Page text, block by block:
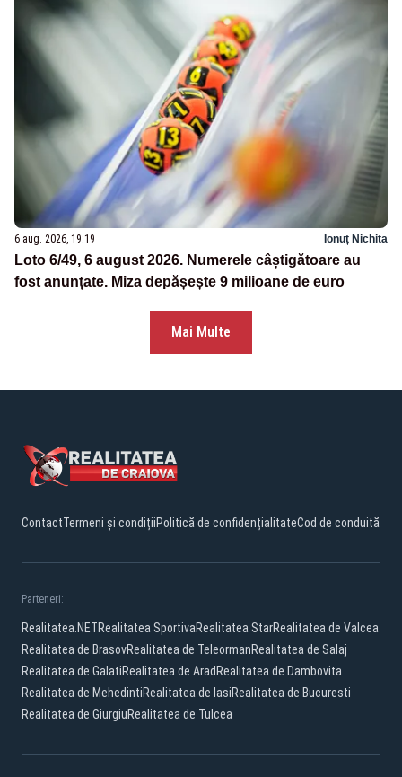
6 aug. 2026, 19:19 Ionuț Nichita
Loto 6/49, 6 august 2026. Numerele câștigătoare au
fost anunțate. Miza depășește 9 milioane de euro
Mai Multe
ContactTermeni și condițiiPolitică de confidențialitateCod de conduită
Parteneri:
Realitatea.NETRealitatea SportivaRealitatea StarRealitatea de Valcea
Realitatea de BrasovRealitatea de TeleormanRealitatea de Salaj
Realitatea de GalatiRealitatea de Arad Realitatea de Dambovita
Realitatea de MehedintiRealitatea de IasiRealitatea de Bucuresti
Realitatea de GiurgiuRealitatea de Tulcea